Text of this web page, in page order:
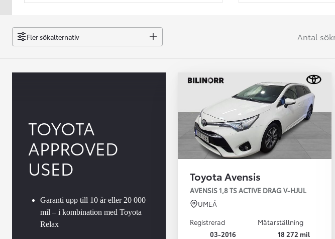
Easy Billån
GR Yaris
BENSIN
Fler sökalternativ Antal
TOYOTA
APPROVED
USED
Garanti upp till 10 år eller 20 000
mil – i kombination med Toyota
Relax
Toyota Avensis
AVENSIS 1,8 TS ACTIVE DRAG V-HJUL
UMEÅ
Registrerad
03-2016
Mätarställning
18 272 mil